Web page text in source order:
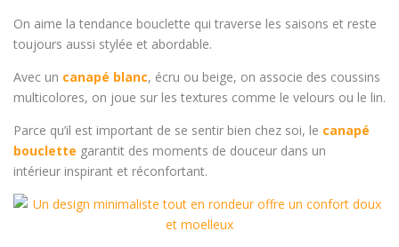
On aime la tendance bouclette qui traverse les saisons et reste
toujours aussi stylée et abordable.
Avec un canapé blanc, écru ou beige, on associe des coussins
multicolores, on joue sur les textures comme le velours ou le lin.
Parce qu’il est important de se sentir bien chez soi, le canapé
bouclette garantit des moments de douceur dans un
intérieur inspirant et réconfortant.